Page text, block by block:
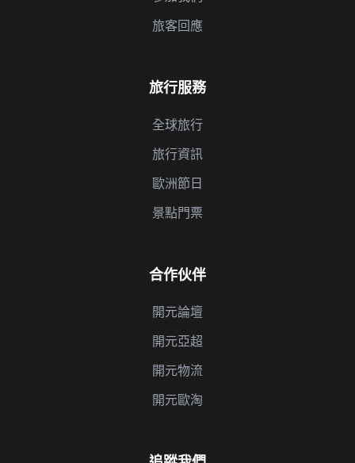
旅客回應
旅行服務
全球旅行
旅行資訊
歐洲節日
景點門票
合作伙伴
開元論壇
開元亞超
開元物流
開元歐淘